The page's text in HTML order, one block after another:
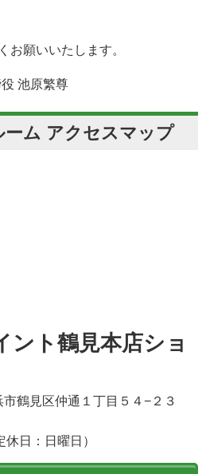
お願いいたします。
池原繁尊
ーム アクセスマップ
ント鶴見本店ショ
鶴見区仲通１丁目５４−２３
日：日曜日）